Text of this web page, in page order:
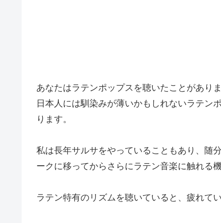
あなたはラテンポップスを聴いたことがあり
日本人には馴染みが薄いかもしれないラテン
ります。
私は長年サルサをやっていることもあり、随
ークに移ってからさらにラテン音楽に触れる
ラテン特有のリズムを聴いていると、疲れて